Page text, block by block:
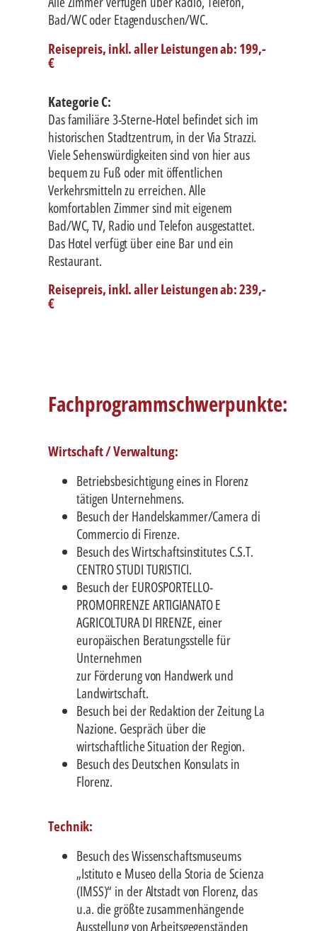
Bad/WC oder Etagenduschen/WC.
Reisepreis, inkl. aller Leistungen ab: 199,-
€
Kategorie C:
Das familiäre 3-Sterne-Hotel befindet sich im
historischen Stadtzentrum, in der Via Strazzi.
Viele Sehenswürdigkeiten sind von hier aus
bequem zu Fuß oder mit öffentlichen
Verkehrsmitteln zu erreichen. Alle
komfortablen Zimmer sind mit eigenem
Bad/WC, TV, Radio und Telefon ausgestattet.
Das Hotel verfügt über eine Bar und ein
Restaurant.
Reisepreis, inkl. aller Leistungen ab: 239,-
€
Fachprogrammschwerpunkte:
Wirtschaft / Verwaltung:
Betriebsbesichtigung eines in Florenz
tätigen Unternehmens.
Besuch der Handelskammer/Camera di
Commercio di Firenze.
Besuch des Wirtschaftsinstitutes C.S.T.
CENTRO STUDI TURISTICI.
Besuch der EUROSPORTELLO-
PROMOFIRENZE ARTIGIANATO E
AGRICOLTURA DI FIRENZE, einer
europäischen Beratungsstelle für
Unternehmen
zur Förderung von Handwerk und
Landwirtschaft.
Besuch bei der Redaktion der Zeitung La
Nazione. Gespräch über die
wirtschaftliche Situation der Region.
Besuch des Deutschen Konsulats in
Florenz.
Technik:
Besuch des Wissenschaftsmuseums
„Istituto e Museo della Storia de Scienza
(IMSS)“ in der Altstadt von Florenz, das
u.a. die größte zusammenhängende
Ausstellung von Arbeitsgegenständen